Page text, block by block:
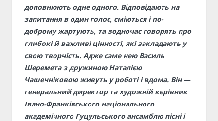
доповнюють одне одного. Відповідають на
запитання в один голос, сміються і по-
доброму жартують, та водночас говорять про
глибокі й важливі цінності, які закладають у
свою творчість. Адже саме нею Василь
Шеремета з дружиною Наталією
Чашечніковою живуть у роботі і вдома. Він —
генеральний директор та художній керівник
Івано-Франківського національного
академічного Гуцульського ансамблю пісні і